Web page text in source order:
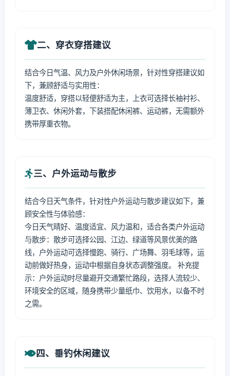
二、穿衣穿搭建议
结合今日气温、风力及户外休闲场景，针对性穿搭建议如
下，兼顾舒适与实用性：
温度舒适，穿搭以轻便舒适为主，上衣可选择长袖衬衫、
薄卫衣、休闲外套，下装搭配休闲裤、运动裤，无需额外
携带厚重衣物。
三、户外运动与散步
结合今日天气条件，针对性户外运动与散步建议如下，兼
顾安全性与体验感：
今日天气晴好、温度适宜、风力温和，适合各类户外运动
与散步：散步可选择公园、江边、绿道等风景优美的路
线，户外运动可选择慢跑、骑行、广场舞、羽毛球等，运
动前做好热身，运动中根据自身状态调整强度。 补充提
示：户外运动时尽量避开交通繁忙路段，选择人流较少、
环境安全的区域，随身携带少量纸巾、饮用水，以备不时
之需。
四、垂钓休闲建议